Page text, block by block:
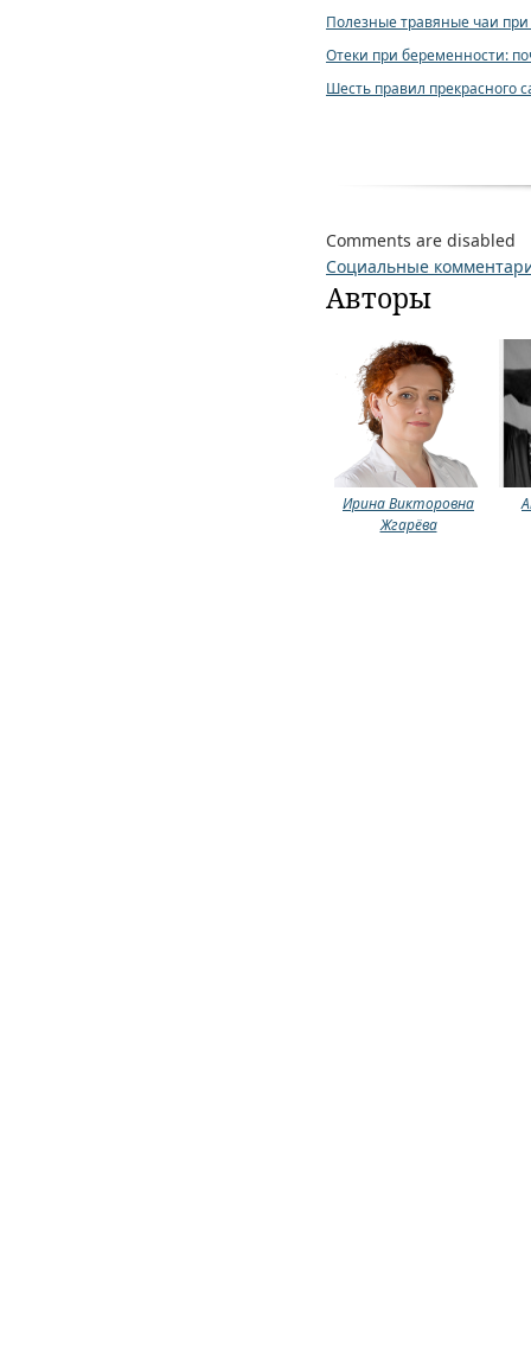
Полезные травяные чаи
Отеки при беременности:
Шесть правил прекрасного
Comments are disabled
Социальные
Авторы
Ирина Викторовна
Жгарёва